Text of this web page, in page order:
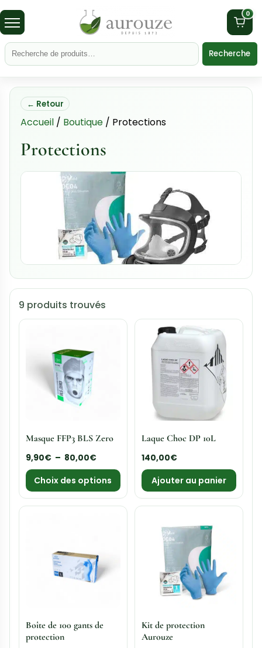
0
Recherche
← Retour
Accueil / Boutique / Protections
Protections
9 produits trouvés
Masque FFP3 BLS Zero
9,90€ – 80,00€
Choix des options
Laque Choc DP 10L
140,00€
Ajouter au panier
Boîte de 100 gants de
protection
Kit de protection
Aurouze